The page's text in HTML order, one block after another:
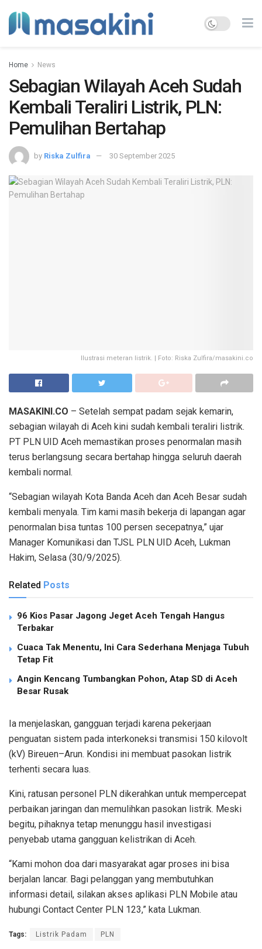
Home News
Sebagian Wilayah Aceh Sudah
Kembali Teraliri Listrik, PLN:
Pemulihan Bertahap
by Riska Zulfira 30 September 2025
Ilustrasi meteran listrik. | Foto: Riska Zulfira/masakini.co
MASAKINI.CO – Setelah sempat padam sejak kemarin,
sebagian wilayah di Aceh kini sudah kembali teraliri listrik.
PT PLN UID Aceh memastikan proses penormalan masih
terus berlangsung secara bertahap hingga seluruh daerah
kembali normal.
“Sebagian wilayah Kota Banda Aceh dan Aceh Besar sudah
kembali menyala. Tim kami masih bekerja di lapangan agar
penormalan bisa tuntas 100 persen secepatnya,” ujar
Manager Komunikasi dan TJSL PLN UID Aceh, Lukman
Hakim, Selasa (30/9/2025).
Related Posts
96 Kios Pasar Jagong Jeget Aceh Tengah Hangus
Terbakar
Cuaca Tak Menentu, Ini Cara Sederhana Menjaga Tubuh
Tetap Fit
Angin Kencang Tumbangkan Pohon, Atap SD di Aceh
Besar Rusak
Ia menjelaskan, gangguan terjadi karena pekerjaan
penguatan sistem pada interkoneksi transmisi 150 kilovolt
(kV) Bireuen–Arun. Kondisi ini membuat pasokan listrik
terhenti secara luas.
Kini, ratusan personel PLN dikerahkan untuk mempercepat
perbaikan jaringan dan memulihkan pasokan listrik. Meski
begitu, pihaknya tetap menunggu hasil investigasi
penyebab utama gangguan kelistrikan di Aceh.
“Kami mohon doa dari masyarakat agar proses ini bisa
berjalan lancar. Bagi pelanggan yang membutuhkan
informasi detail, silakan akses aplikasi PLN Mobile atau
hubungi Contact Center PLN 123,” kata Lukman.
Tags: Listrik Padam PLN